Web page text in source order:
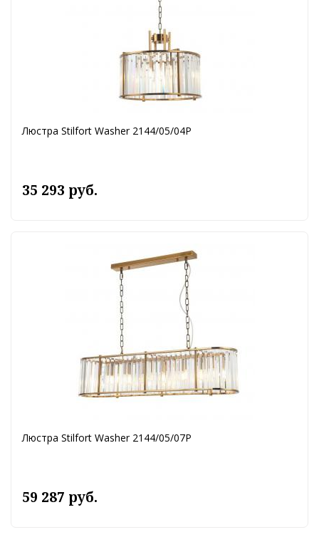
Люстра Stilfort Washer 2144/05/04P
35 293 руб.
Люстра Stilfort Washer 2144/05/07P
59 287 руб.